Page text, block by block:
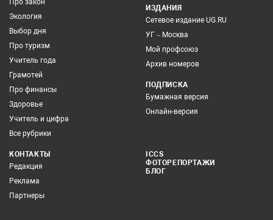
Про закон
Экология
Выбор дня
Про туризм
Учитель года
Грамотей
Про финансы
Здоровье
Учитель и цифра
Все рубрики
ИЗДАНИЯ
Сетевое издание UG.RU
УГ – Москва
Мой профсоюз
Архив номеров
ПОДПИСКА
Бумажная версия
Онлайн-версия
КОНТАКТЫ
Редакция
Реклама
Партнеры
ICCS
ФОТОРЕПОРТАЖИ
БЛОГ